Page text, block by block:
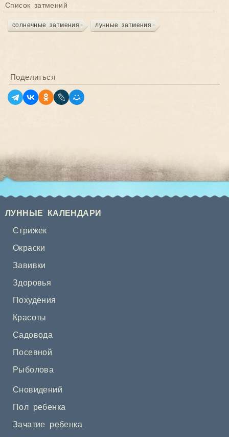
Список затмений
солнечные затмения лунные затмения
Поделиться
ЛУННЫЕ КАЛЕНДАРИ
Стрижек
Окраски
Завивки
Здоровья
Похудения
Красоты
Садовода
Посевной
Рыболова
Сновидений
Пол ребенка
Зачатие ребенка